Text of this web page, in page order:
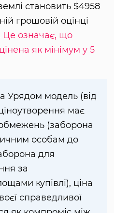
становить $4958
грошовій оцінці
Це означає, що
як мінімум у 5
Урядом модель (від
має
(заборона
особам до
для
за
купівлі), ціна
справедливої